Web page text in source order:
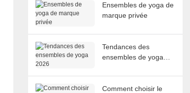
Ensembles de yoga de
marque privée
Tendances des
ensembles de yoga
Comment choisir le